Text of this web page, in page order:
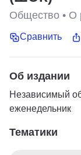
Общество • О
Сравнить
Об издании
Независимый
еженедельник
Тематики